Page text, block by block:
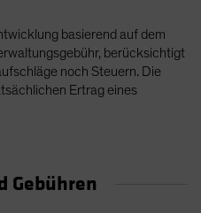
basierend auf dem
berücksichtigt
noch Steuern. Die
Ertrag eines
Gebühren